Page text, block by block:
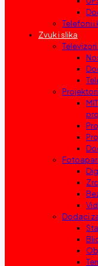
Telefoni i
Zvuk i slika
Dodaci